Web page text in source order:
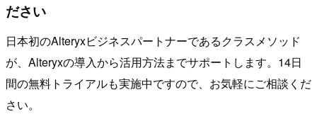
ださい
日本初のAlteryxビジネスパートナーであるクラスメソッド
が、Alteryxの導入から活用方法までサポートします。14日
間の無料トライアルも実施中ですので、お気軽にご相談くだ
さい。